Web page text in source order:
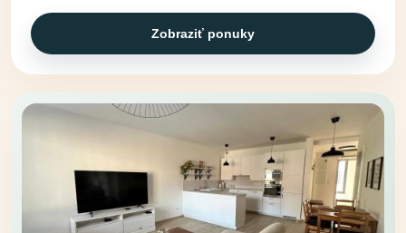
Zobraziť ponuky